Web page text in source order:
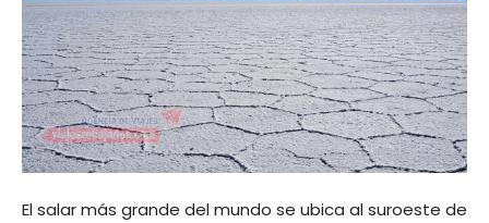
El salar más grande del mundo se ubica al suroeste de